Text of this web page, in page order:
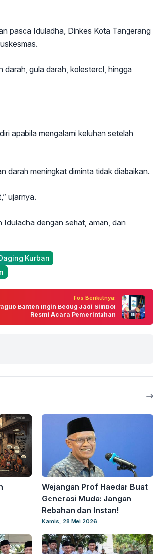
pasca Iduladha, Dinkes Kota Tangerang
darah, gula darah, kolesterol, hingga
apabila mengalami keluhan setelah
darah meningkat diminta tidak diabaikan.
ujarnya.
Iduladha dengan sehat, aman, dan
Kurban
Pos Berikutnya:
Banten Ingin Bedug Jadi Simbol
Resmi Acara Pemerintahan
Wejangan Prof Haedar Buat
Generasi Muda: Jangan
Rebahan dan Instan!
Kamis, 28 Mei 2026